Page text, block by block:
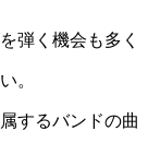
弾く機会も多く
。
するバンドの曲